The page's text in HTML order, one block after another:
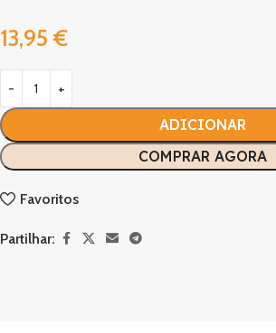
13,95 €
ADICIONAR
COMPRAR AGORA
Favoritos
Partilhar: